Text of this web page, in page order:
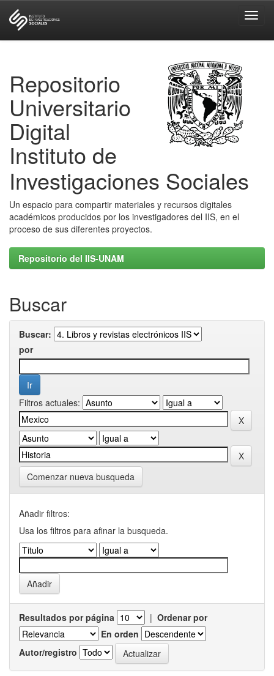
Repositorio
Universitario
Digital
Instituto de
Investigaciones Sociales
Un espacio para compartir materiales y recursos digitales
académicos producidos por los investigadores del IIS, en el
proceso de sus diferentes proyectos.
Repositorio del IIS-UNAM
Buscar
Buscar:
por
Filtros actuales:
Comenzar nueva busqueda
Añadir filtros:
Usa los filtros para afinar la busqueda.
Resultados por página | Ordenar por
En orden
Autor/registro